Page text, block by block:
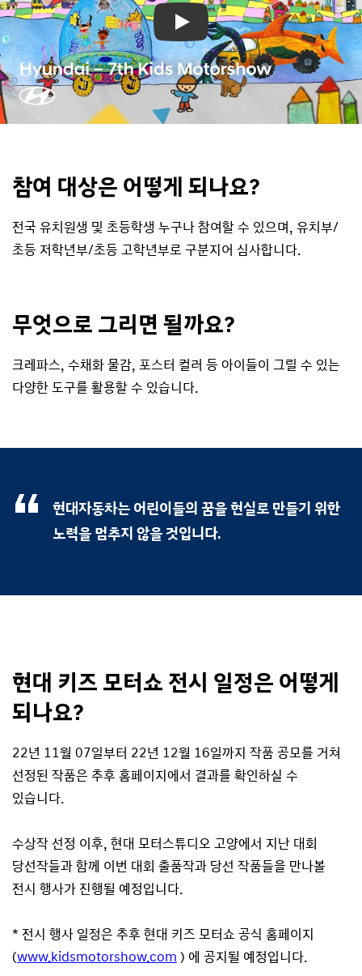
Play
참여 대상은 어떻게 되나요?
전국 유치원생 및 초등학생 누구나 참여할 수 있으며, 유치부/
초등 저학년부/초등 고학년부로 구분지어 심사합니다.
무엇으로 그리면 될까요?
크레파스, 수채화 물감, 포스터 컬러 등 아이들이 그릴 수 있는
다양한 도구를 활용할 수 있습니다.
현대자동차는 어린이들의 꿈을 현실로 만들기 위한
노력을 멈추지 않을 것입니다.
현대 키즈 모터쇼 전시 일정은 어떻게
되나요?
22년 11월 07일부터 22년 12월 16일까지 작품 공모를 거쳐
선정된 작품은 추후 홈페이지에서 결과를 확인하실 수
있습니다.
수상작 선정 이후, 현대 모터스튜디오 고양에서 지난 대회
당선작들과 함께 이번 대회 출품작과 당선 작품들을 만나볼
전시 행사가 진행될 예정입니다.
* 전시 행사 일정은 추후 현대 키즈 모터쇼 공식 홈페이지
(www.kidsmotorshow.com ) 에 공지될 예정입니다.